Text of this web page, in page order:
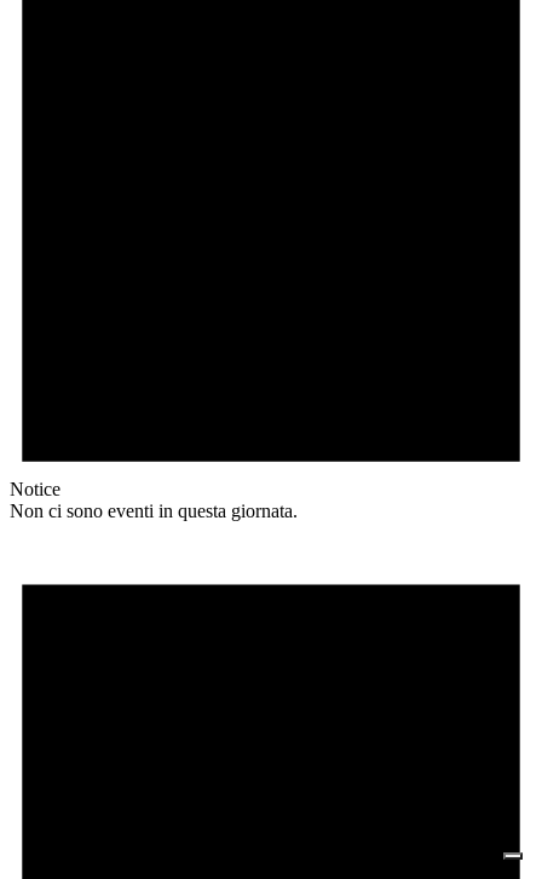
Notice
Non ci sono eventi in questa giornata.